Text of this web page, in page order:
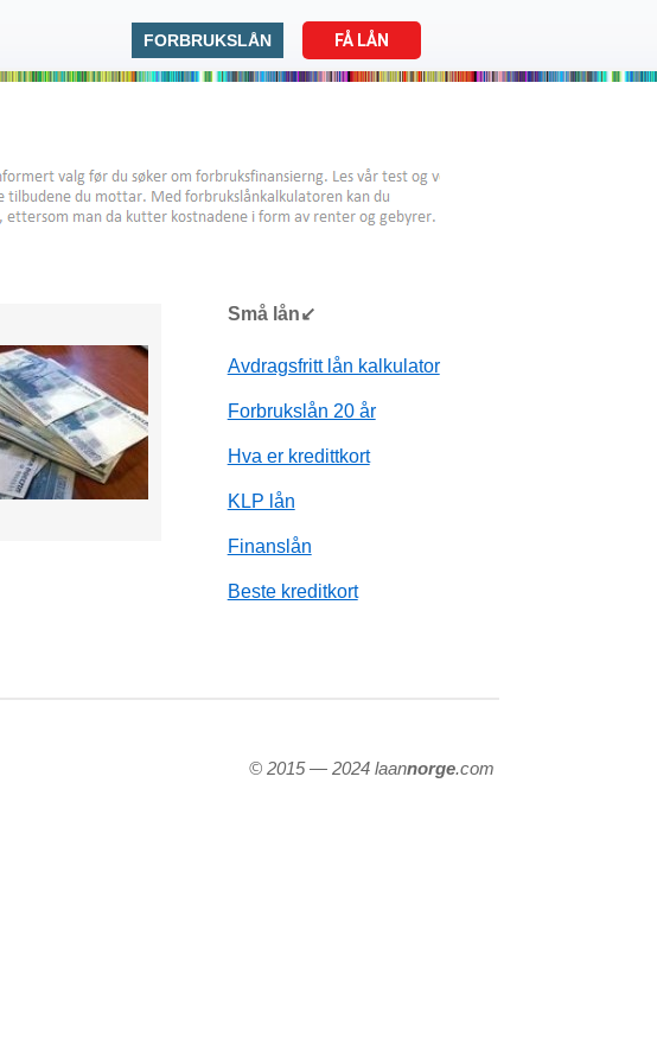
FORBRUKSLÅN FÅ LÅN
Små lån↙
Avdragsfritt lån kalkulator
Forbrukslån 20 år
Hva er kredittkort
KLP lån
Finanslån
Beste kreditkort
© 2015 — 2024 laannorge.com